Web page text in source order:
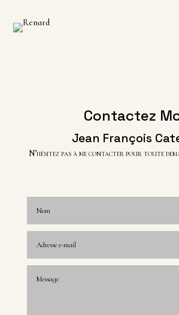
Contactez
Jean François
N’hésitez pas à me contacter pour toute